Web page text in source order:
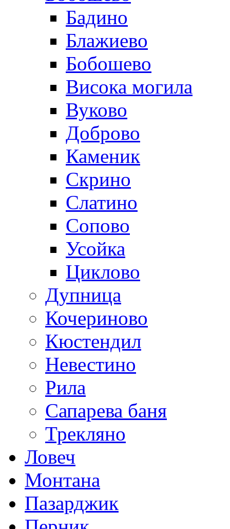
Бадино
Блажиево
Бобошево
Висока могила
Вуково
Доброво
Каменик
Скрино
Слатино
Сопово
Усойка
Циклово
Дупница
Кочериново
Кюстендил
Невестино
Рила
Сапарева баня
Трекляно
Ловеч
Монтана
Пазарджик